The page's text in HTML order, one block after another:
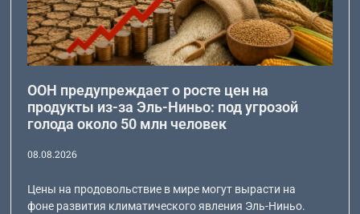
ООН предупреждает о росте цен на
продукты из-за Эль-Ниньо: под угрозой
голода около 50 млн человек
08.08.2026
Цены на продовольствие в мире могут вырасти на
фоне развития климатического явления Эль-Ниньо.